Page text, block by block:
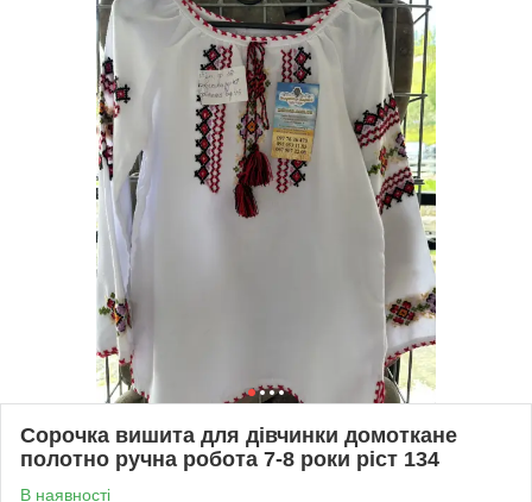
Сорочка вишита для дівчинки домоткане
полотно ручна робота 7-8 роки ріст 134
В наявності